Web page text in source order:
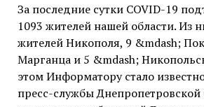
За последние сутки COVID-19
1093 жителей нашей области. Из
жителей Никополя, 9 &mdash;
Марганца и 5 &mdash;
этом Информатору стало
пресс-службы Днепропетровской